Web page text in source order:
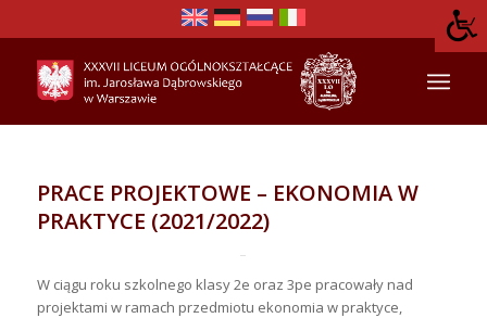
PRACE PROJEKTOWE – EKONOMIA W
PRAKTYCE (2021/2022)
W ciągu roku szkolnego klasy 2e oraz 3pe pracowały nad
projektami w ramach przedmiotu ekonomia w praktyce,